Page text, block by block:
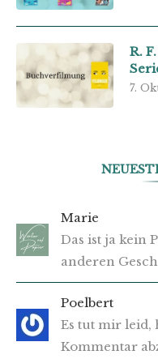
R.
7.
Marie
Das ist ja kein
anderen
Poelbert
Es tut mir leid,
Kommentar